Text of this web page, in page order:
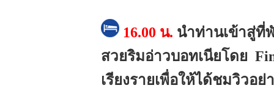
16.00 น. นำท่านเข้าสู่ที่
สวยริมอ่าวบอทเนียโดย
เรียงรายเพื่อให้ได้ชมวิวอ